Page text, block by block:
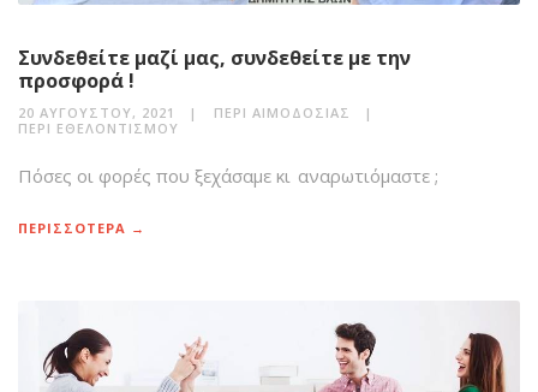
Συνδεθείτε μαζί μας, συνδεθείτε με την
προσφορά !
20 ΑΥΓΟΎΣΤΟΥ, 2021
ΠΕΡΊ ΑΙΜΟΔΟΣΊΑΣ
ΠΕΡΊ ΕΘΕΛΟΝΤΙΣΜΟΎ
Πόσες οι φορές που ξεχάσαμε κι αναρωτιόμαστε ;
ΠΕΡΙΣΣΟΤΕΡΑ →